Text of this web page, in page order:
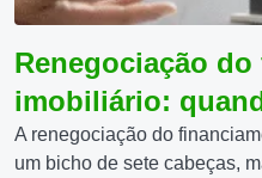
Renegociação
imobiliário:
A renegociação do
um bicho de sete cabeças,